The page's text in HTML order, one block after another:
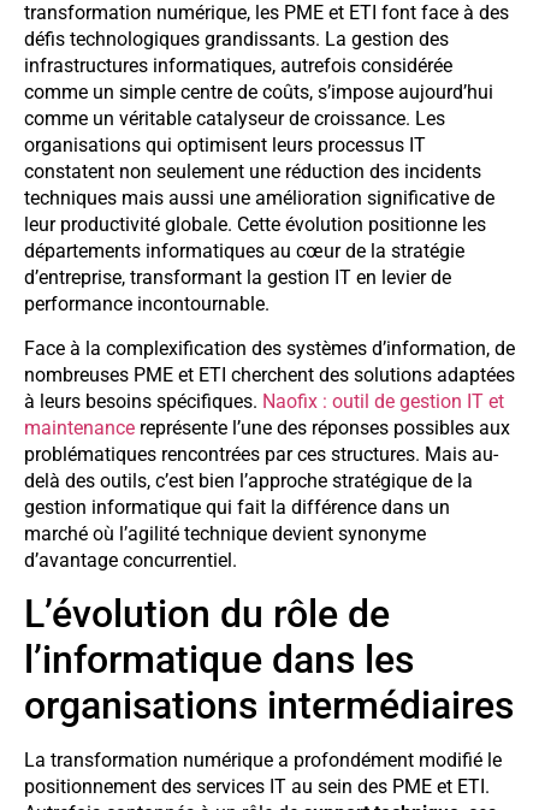
transformation numérique, les PME et ETI font face à des
défis technologiques grandissants. La gestion des
infrastructures informatiques, autrefois considérée
comme un simple centre de coûts, s’impose aujourd’hui
comme un véritable catalyseur de croissance. Les
organisations qui optimisent leurs processus IT
constatent non seulement une réduction des incidents
techniques mais aussi une amélioration significative de
leur productivité globale. Cette évolution positionne les
départements informatiques au cœur de la stratégie
d’entreprise, transformant la gestion IT en levier de
performance incontournable.
Face à la complexification des systèmes d’information, de
nombreuses PME et ETI cherchent des solutions adaptées
à leurs besoins spécifiques. Naofix : outil de gestion IT et
maintenance représente l’une des réponses possibles aux
problématiques rencontrées par ces structures. Mais au-
delà des outils, c’est bien l’approche stratégique de la
gestion informatique qui fait la différence dans un
marché où l’agilité technique devient synonyme
d’avantage concurrentiel.
L’évolution du rôle de
l’informatique dans les
organisations intermédiaires
La transformation numérique a profondément modifié le
positionnement des services IT au sein des PME et ETI.